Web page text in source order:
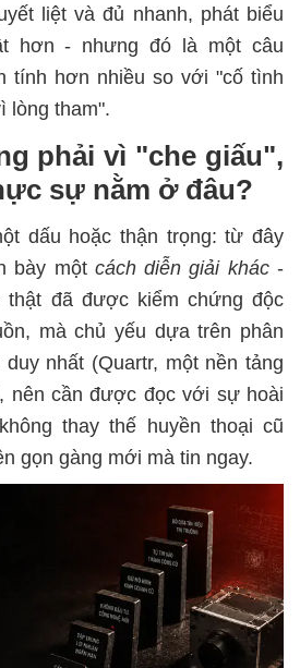
liệt và đủ nhanh, phát biểu
hơn - nhưng đó là một câu
tính hơn nhiều so với "cố tình
lòng tham".
phải vì "che giấu",
sự nằm ở đâu?
dấu hoặc thận trọng: từ đây
bày một cách diễn giải khác-
thật đã được kiểm chứng độc
mà chủ yếu dựa trên phân
nhất (Quartr, một nền tảng
nên cần được đọc với sự hoài
thay thế huyền thoại cũ
gọn gàng mới mà tin ngay.